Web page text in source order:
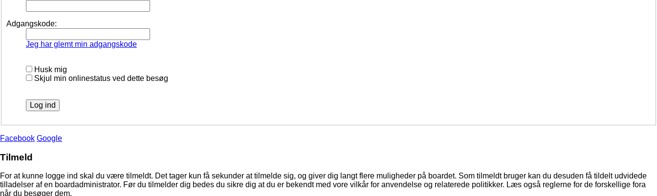
Adgangskode:
Jeg har glemt min adgangskode
Husk mig
Skjul min onlinestatus ved dette besøg
Facebook Google
Tilmeld
For at kunne logge ind skal du være tilmeldt. Det tager kun få sekunder at tilmelde sig, og giver dig langt flere muligheder på boardet. Som tilmeldt bruger kan du desuden få tildelt udvidede
tilladelser af en boardadministrator. Før du tilmelder dig bedes du sikre dig at du er bekendt med vore vilkår for anvendelse og relaterede politikker. Læs også reglerne for de forskellige fora
når du besøger dem.